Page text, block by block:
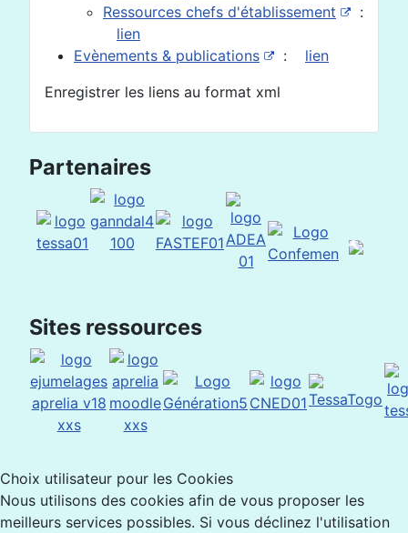
Ressources chefs d'établissement
:
lien
Evènements & publications
: lien
Enregistrer les liens au format xml
Partenaires
Sites ressources
Choix utilisateur pour les Cookies
Nous utilisons des cookies afin de vous proposer les
meilleurs services possibles. Si vous déclinez l'utilisation